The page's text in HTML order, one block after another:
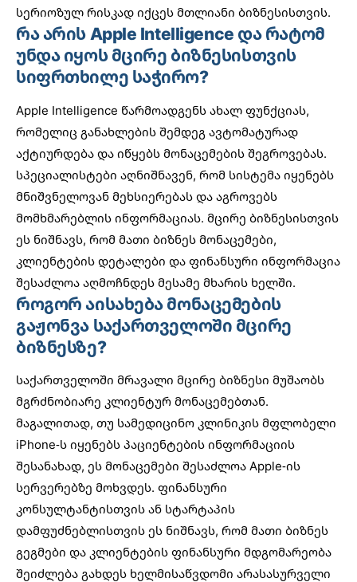
სერიოზულ რისკად იქცეს მთლიანი ბიზნესისთვის.
რა არის Apple Intelligence და რატომ
უნდა იყოს მცირე ბიზნესისთვის
სიფრთხილე საჭირო?
Apple Intelligence წარმოადგენს ახალ ფუნქციას,
რომელიც განახლების შემდეგ ავტომატურად
აქტიურდება და იწყებს მონაცემების შეგროვებას.
სპეციალისტები აღნიშნავენ, რომ სისტემა იყენებს
მნიშვნელოვან მეხსიერებას და აგროვებს
მომხმარებლის ინფორმაციას. მცირე ბიზნესისთვის
ეს ნიშნავს, რომ მათი ბიზნეს მონაცემები,
კლიენტების დეტალები და ფინანსური ინფორმაცია
შესაძლოა აღმოჩნდეს მესამე მხარის ხელში.
როგორ აისახება მონაცემების
გაჟონვა საქართველოში მცირე
ბიზნესზე?
საქართველოში მრავალი მცირე ბიზნესი მუშაობს
მგრძნობიარე კლიენტურ მონაცემებთან.
მაგალითად, თუ სამედიცინო კლინიკის მფლობელი
iPhone-ს იყენებს პაციენტების ინფორმაციის
შესანახად, ეს მონაცემები შესაძლოა Apple-ის
სერვერებზე მოხვდეს. ფინანსური
კონსულტანტისთვის ან სტარტაპის
დამფუძნებლისთვის ეს ნიშნავს, რომ მათი ბიზნეს
გეგმები და კლიენტების ფინანსური მდგომარეობა
შეიძლება გახდეს ხელმისაწვდომი არასასურველი